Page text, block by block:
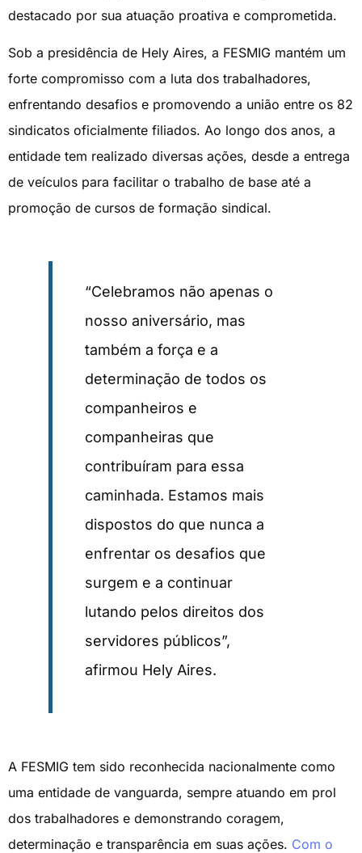
destacado por sua atuação proativa e comprometida.
Sob a presidência de Hely Aires, a FESMIG mantém um
forte compromisso com a luta dos trabalhadores,
enfrentando desafios e promovendo a união entre os 82
sindicatos oficialmente filiados. Ao longo dos anos, a
entidade tem realizado diversas ações, desde a entrega
de veículos para facilitar o trabalho de base até a
promoção de cursos de formação sindical.
“Celebramos não apenas o
nosso aniversário, mas
também a força e a
determinação de todos os
companheiros e
companheiras que
contribuíram para essa
caminhada. Estamos mais
dispostos do que nunca a
enfrentar os desafios que
surgem e a continuar
lutando pelos direitos dos
servidores públicos”,
afirmou Hely Aires.
A FESMIG tem sido reconhecida nacionalmente como
uma entidade de vanguarda, sempre atuando em prol
dos trabalhadores e demonstrando coragem,
determinação e transparência em suas ações. Com o